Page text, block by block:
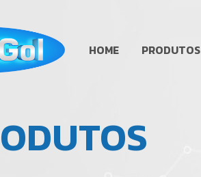
HOME PRODUTOS